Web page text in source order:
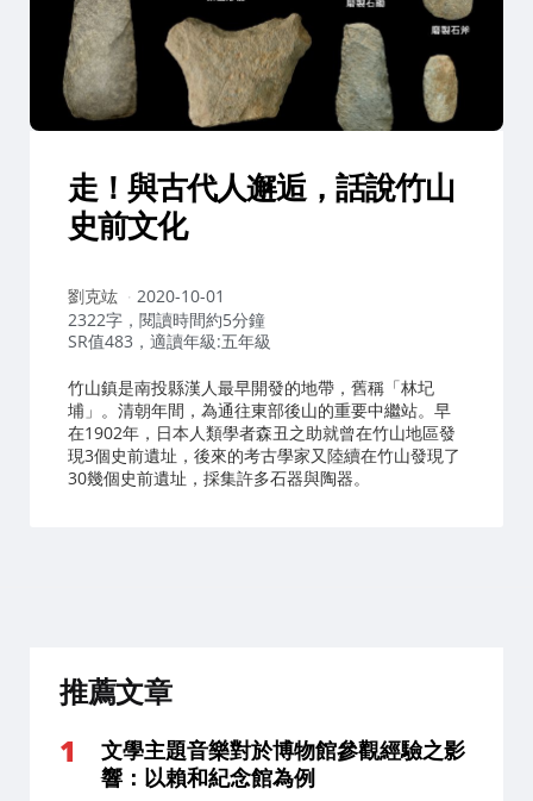
走！與古代人邂逅，話說竹山
史前文化
作
者：
劉克竑
2020-10-01
2322字，閱讀時間約5分鐘
SR值483，適讀年級:五年級
竹山鎮是南投縣漢人最早開發的地帶，舊稱「林圮
埔」。清朝年間，為通往東部後山的重要中繼站。早
在1902年，日本人類學者森丑之助就曾在竹山地區發
現3個史前遺址，後來的考古學家又陸續在竹山發現了
30幾個史前遺址，採集許多石器與陶器。
推薦文章
文學主題音樂對於博物館參觀經驗之影
響：以賴和紀念館為例